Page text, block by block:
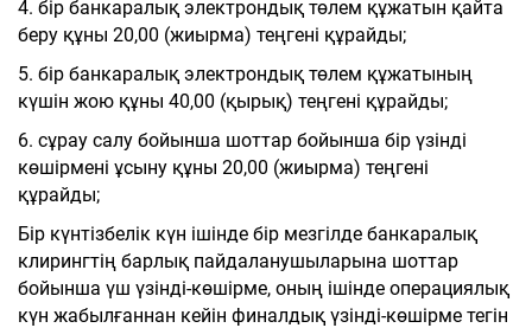
4. бір банкаралық электрондық төлем құжатын қайта
беру құны 20,00 (жиырма) теңгені құрайды;
5. бір банкаралық электрондық төлем құжатының
күшін жою құны 40,00 (қырық) теңгені құрайды;
6. сұрау салу бойынша шоттар бойынша бір үзінді
көшірмені ұсыну құны 20,00 (жиырма) теңгені
құрайды;
Бір күнтізбелік күн ішінде бір мезгілде банкаралық
клирингтің барлық пайдаланушыларына шоттар
бойынша үш үзінді-көшірме, оның ішінде операциялық
күн жабылғаннан кейін финалдық үзінді-көшірме тегін